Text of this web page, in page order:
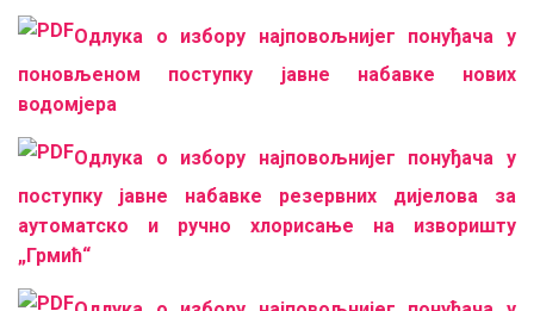
Одлука о избору најповољнијег понуђача у
поновљеном поступку јавне набавке нових
водомјера
Одлука о избору најповољнијег понуђача у
поступку јавне набавке резервних дијелова за
аутоматско и ручно хлорисање на изворишту
„Грмић“